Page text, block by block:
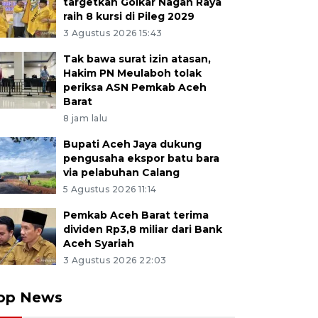
raih 8 kursi di Pileg 2029
3 Agustus 2026 15:43
Tak bawa surat izin atasan,
Hakim PN Meulaboh tolak
periksa ASN Pemkab Aceh
Barat
8 jam lalu
Bupati Aceh Jaya dukung
pengusaha ekspor batu bara
via pelabuhan Calang
5 Agustus 2026 11:14
Pemkab Aceh Barat terima
dividen Rp3,8 miliar dari Bank
Aceh Syariah
3 Agustus 2026 22:03
News